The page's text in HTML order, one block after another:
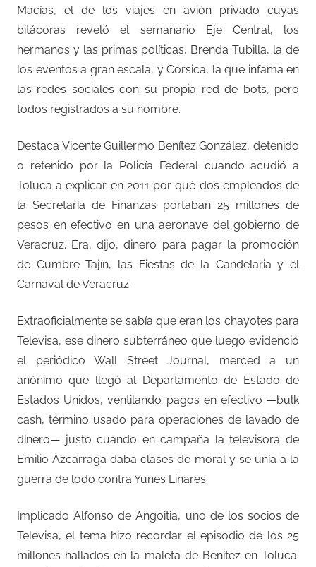
Macías, el de los viajes en avión privado cuyas
bitácoras reveló el semanario Eje Central, los
hermanos y las primas políticas, Brenda Tubilla, la de
los eventos a gran escala, y Córsica, la que infama en
las redes sociales con su propia red de bots, pero
todos registrados a su nombre.
Destaca Vicente Guillermo Benítez González, detenido
o retenido por la Policía Federal cuando acudió a
Toluca a explicar en 2011 por qué dos empleados de
la Secretaría de Finanzas portaban 25 millones de
pesos en efectivo en una aeronave del gobierno de
Veracruz. Era, dijo, dinero para pagar la promoción
de Cumbre Tajín, las Fiestas de la Candelaria y el
Carnaval de Veracruz.
Extraoficialmente se sabía que eran los chayotes para
Televisa, ese dinero subterráneo que luego evidenció
el periódico Wall Street Journal, merced a un
anónimo que llegó al Departamento de Estado de
Estados Unidos, ventilando pagos en efectivo —bulk
cash, término usado para operaciones de lavado de
dinero— justo cuando en campaña la televisora de
Emilio Azcárraga daba clases de moral y se unía a la
guerra de lodo contra Yunes Linares.
Implicado Alfonso de Angoitia, uno de los socios de
Televisa, el tema hizo recordar el episodio de los 25
millones hallados en la maleta de Benítez en Toluca.